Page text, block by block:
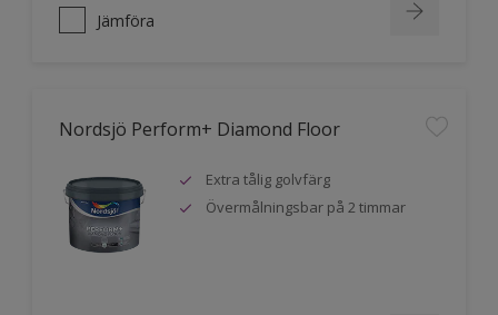
Jämföra
Nordsjö Perform+ Diamond Floor
Extra tålig golvfärg
Övermålningsbar på 2 timmar